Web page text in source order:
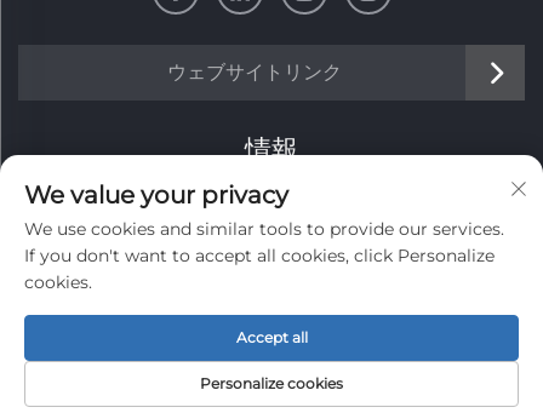
ウェブサイトリンク
情報
毎週のニュースレターを受け取るためにサインアップしてく
ださい
送信
We value your privacy
We use cookies and similar tools to provide our services.
If you don't want to accept all cookies, click Personalize
cookies.
Personalize cookies
Accept all